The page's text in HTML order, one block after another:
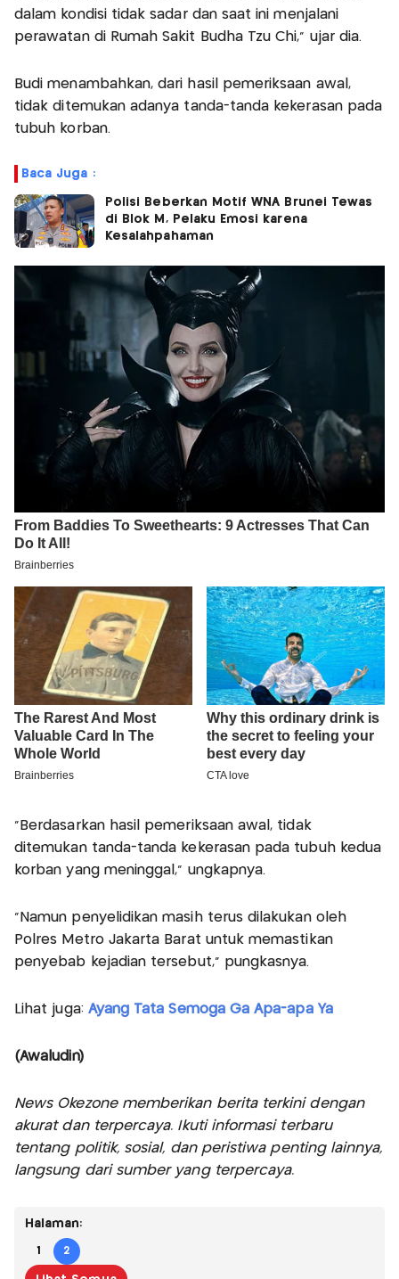
dalam kondisi tidak sadar dan saat ini menjalani
perawatan di Rumah Sakit Budha Tzu Chi," ujar dia.
Budi menambahkan, dari hasil pemeriksaan awal,
tidak ditemukan adanya tanda-tanda kekerasan pada
tubuh korban.
Baca Juga :
Polisi Beberkan Motif WNA Brunei Tewas
di Blok M, Pelaku Emosi karena
Kesalahpahaman
"Berdasarkan hasil pemeriksaan awal, tidak
ditemukan tanda-tanda kekerasan pada tubuh kedua
korban yang meninggal," ungkapnya.
"Namun penyelidikan masih terus dilakukan oleh
Polres Metro Jakarta Barat untuk memastikan
penyebab kejadian tersebut," pungkasnya.
Lihat juga: Ayang Tata Semoga Ga Apa-apa Ya
(Awaludin)
News Okezone memberikan berita terkini dengan
akurat dan terpercaya. Ikuti informasi terbaru
tentang politik, sosial, dan peristiwa penting lainnya,
langsung dari sumber yang terpercaya.
Halaman:
1 2